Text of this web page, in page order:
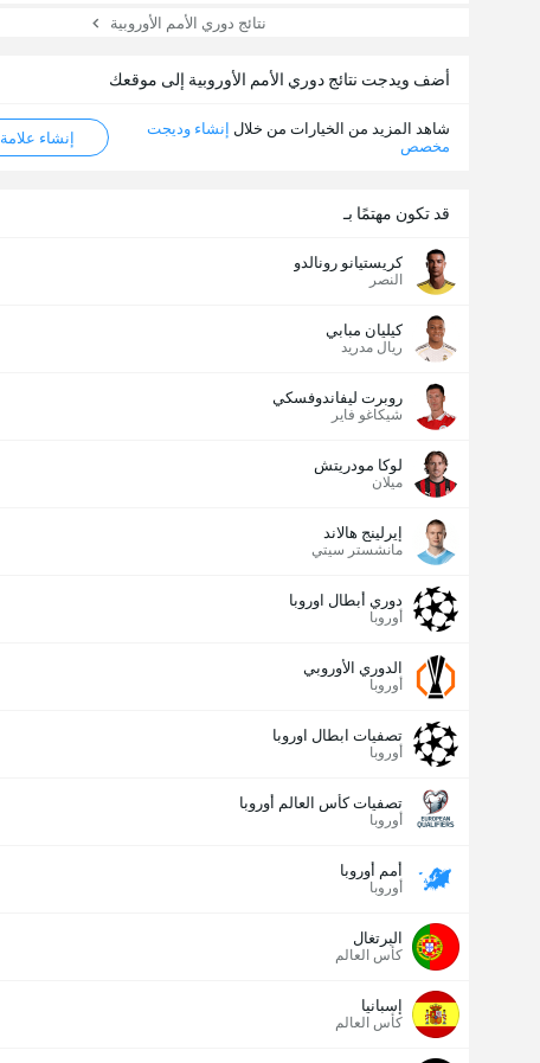
نتائج دوري الأمم الأوروبية
أضف ويدجت نتائج دوري الأمم الأوروبية إلى موقعك
شاهد المزيد من الخيارات من خلال إنشاء وديجت
مخصص
إنشاء علامة HTML
قد تكون مهتمًا بـ
كريستيانو رونالدو
النصر
كيليان مبابي
ريال مدريد
روبرت ليفاندوفسكي
شيكاغو فاير
لوكا مودريتش
ميلان
إيرلينج هالاند
مانشستر سيتي
دوري أبطال اوروبا
أوروبا
الدوري الأوروبي
أوروبا
تصفيات ابطال اوروبا
أوروبا
تصفيات كأس العالم أوروبا
أوروبا
أمم أوروبا
أوروبا
البرتغال
كأس العالم
إسبانيا
كأس العالم